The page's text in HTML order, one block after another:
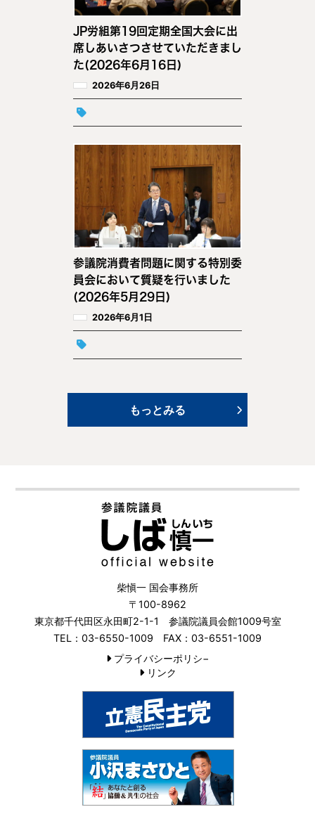
JP労組第19回定期全国大会に出
席しあいさつさせていただきまし
た(2026年6月16日)
2026年6月26日
参議院消費者問題に関する特別委
員会において質疑を行いました
(2026年5月29日)
2026年6月1日
もっとみる
柴愼一 国会事務所
〒100-8962
東京都千代田区永田町2-1-1 参議院議員会館1009号室
TEL：03-6550-1009 FAX：03-6551-1009
プライバシーポリシ−
リンク